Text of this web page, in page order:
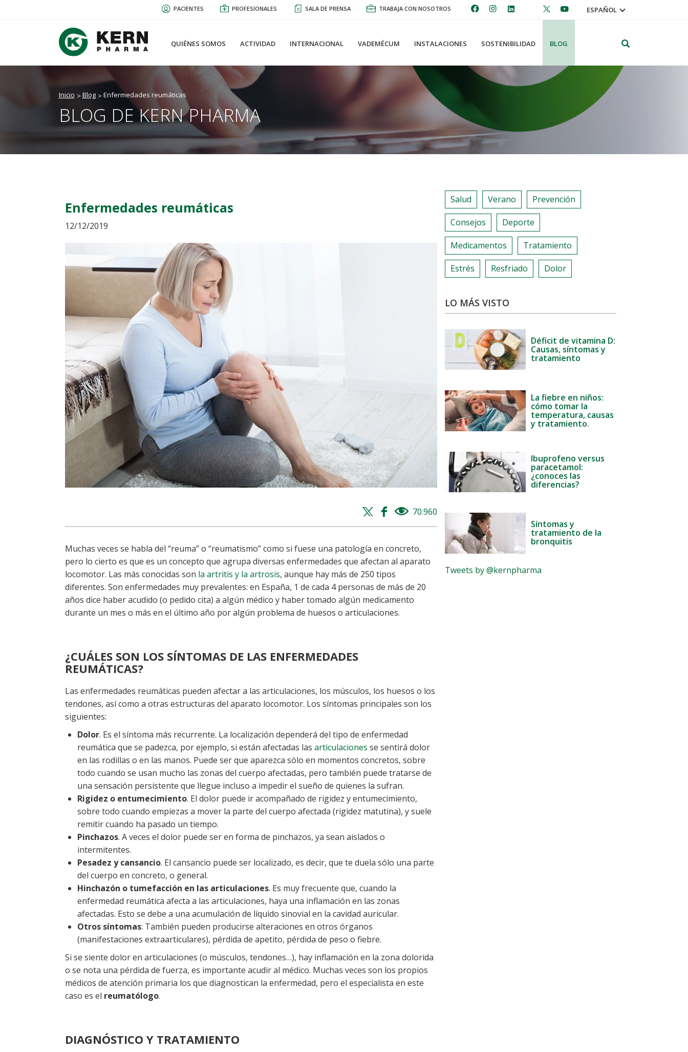
PACIENTES PROFESIONALES SALA DE PRENSA TRABAJA CON NOSOTROS ESPAÑOL
QUIÉNES SOMOS ACTIVIDAD INTERNACIONAL VADEMÉCUM INSTALACIONES SOSTENIBILIDAD BLOG
Inicio Blog Enfermedades reumáticas
BLOG DE KERN PHARMA
Enfermedades reumáticas
12/12/2019
Twitter
share
Facebook
share
70.960 views
Muchas veces se habla del “reuma” o “reumatismo” como si fuese una patología en concreto,
pero lo cierto es que es un concepto que agrupa diversas enfermedades que afectan al aparato
locomotor. Las más conocidas son la artritis y la artrosis, aunque hay más de 250 tipos
diferentes. Son enfermedades muy prevalentes: en España, 1 de cada 4 personas de más de 20
años dice haber acudido (o pedido cita) a algún médico y haber tomado algún medicamento
durante un mes o más en el último año por algún problema de huesos o articulaciones.
¿CUÁLES SON LOS SÍNTOMAS DE LAS ENFERMEDADES
REUMÁTICAS?
Las enfermedades reumáticas pueden afectar a las articulaciones, los músculos, los huesos o los
tendones, así como a otras estructuras del aparato locomotor. Los síntomas principales son los
siguientes:
Dolor. Es el síntoma más recurrente. La localización dependerá del tipo de enfermedad
reumática que se padezca, por ejemplo, si están afectadas las articulaciones se sentirá dolor
en las rodillas o en las manos. Puede ser que aparezca sólo en momentos concretos, sobre
todo cuando se usan mucho las zonas del cuerpo afectadas, pero también puede tratarse de
una sensación persistente que llegue incluso a impedir el sueño de quienes la sufran.
Rigidez o entumecimiento. El dolor puede ir acompañado de rigidez y entumecimiento,
sobre todo cuando empiezas a mover la parte del cuerpo afectada (rigidez matutina), y suele
remitir cuando ha pasado un tiempo.
Pinchazos. A veces el dolor puede ser en forma de pinchazos, ya sean aislados o
intermitentes.
Pesadez y cansancio. El cansancio puede ser localizado, es decir, que te duela sólo una parte
del cuerpo en concreto, o general.
Hinchazón o tumefacción en las articulaciones. Es muy frecuente que, cuando la
enfermedad reumática afecta a las articulaciones, haya una inflamación en las zonas
afectadas. Esto se debe a una acumulación de líquido sinovial en la cavidad auricular.
Otros síntomas: También pueden producirse alteraciones en otros órganos
(manifestaciones extraarticulares), pérdida de apetito, pérdida de peso o fiebre.
Si se siente dolor en articulaciones (o músculos, tendones…), hay inflamación en la zona dolorida
o se nota una pérdida de fuerza, es importante acudir al médico. Muchas veces son los propios
médicos de atención primaria los que diagnostican la enfermedad, pero el especialista en este
caso es el reumatólogo.
DIAGNÓSTICO Y TRATAMIENTO
Salud Verano Prevención
Consejos Deporte
Medicamentos Tratamiento
Estrés Resfriado Dolor
LO MÁS VISTO
Déficit de vitamina D:
Causas, síntomas y
tratamiento
La fiebre en niños:
cómo tomar la
temperatura, causas
y tratamiento.
Ibuprofeno versus
paracetamol:
¿conoces las
diferencias?
Síntomas y
tratamiento de la
bronquitis
Tweets by @kernpharma